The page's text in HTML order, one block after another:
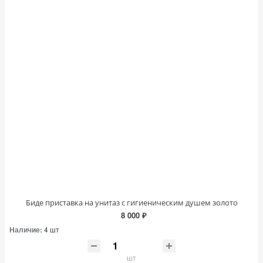
Биде приставка на унитаз с гигиеническим душем золото
8 000 ₽
Наличие: 4 шт
шт